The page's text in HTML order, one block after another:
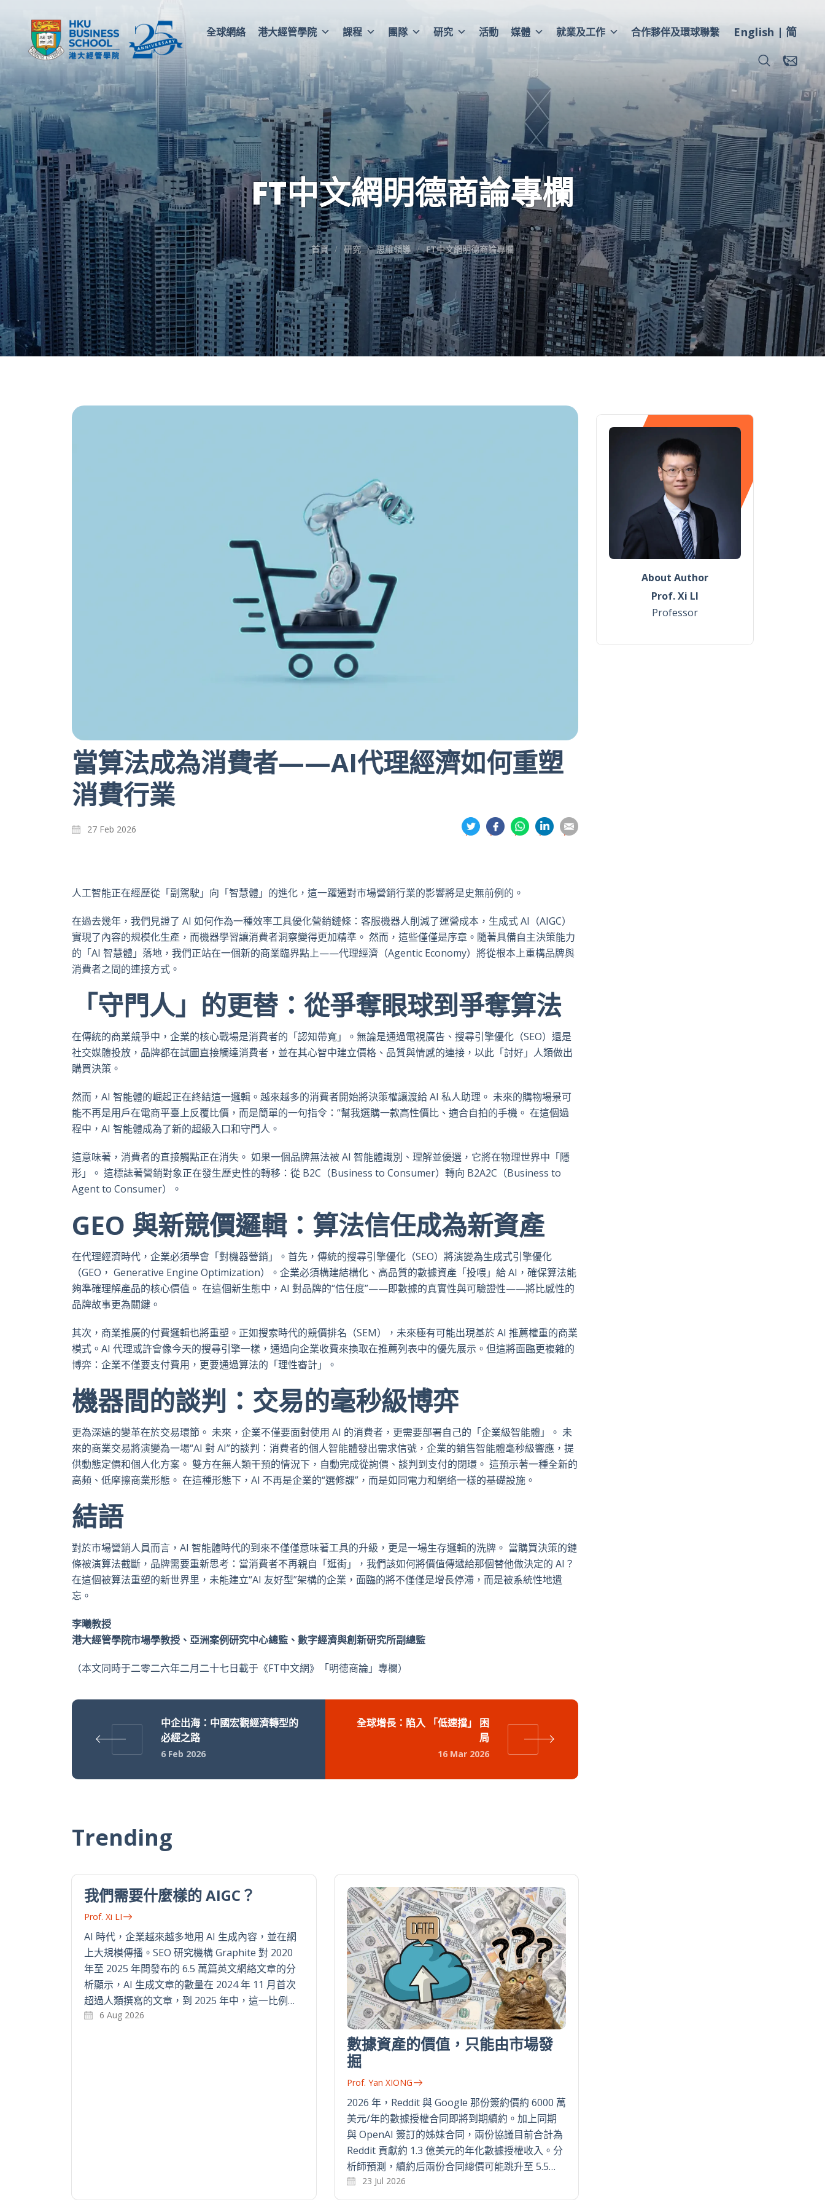
全球網絡 港大經管學院 課程 團隊 研究 活動 媒體 就業及工作 合作夥伴及環球聯繫 English 简
FT中文網明德商論專欄
首頁 研究 思維領導 FT中文網明德商論專欄
當算法成為消費者——AI代理經濟如何重塑
消費行業
27 Feb 2026
分
享
分
享
分
享
享
享
人工智能正在經歷從「副駕駛」向「智慧體」的進化，這一躍遷對市場營銷行業的影響將是史無前例的。
在過去幾年，我們見證了 AI 如何作為一種效率工具優化營銷鏈條：客服機器人削減了運營成本，生成式 AI（AIGC）
實現了內容的規模化生產，而機器學習讓消費者洞察變得更加精準。 然而，這些僅僅是序章。隨著具備自主決策能力
的「AI 智慧體」落地，我們正站在一個新的商業臨界點上——代理經濟（Agentic Economy）將從根本上重構品牌與
消費者之間的連接方式。
「守門人」的更替：從爭奪眼球到爭奪算法
在傳統的商業競爭中，企業的核心戰場是消費者的「認知帶寬」。無論是通過電視廣告、搜尋引擎優化（SEO）還是
社交媒體投放，品牌都在試圖直接觸達消費者，並在其心智中建立價格、品質與情感的連接，以此「討好」人類做出
購買決策。
然而，AI 智能體的崛起正在終結這一邏輯。越來越多的消費者開始將決策權讓渡給 AI 私人助理。 未來的購物場景可
能不再是用戶在電商平臺上反覆比價，而是簡單的一句指令：“幫我選購一款高性價比、適合自拍的手機。 在這個過
程中，AI 智能體成為了新的超級入口和守門人。
這意味著，消費者的直接觸點正在消失。 如果一個品牌無法被 AI 智能體識別、理解並優選，它將在物理世界中「隱
形」。 這標誌著營銷對象正在發生歷史性的轉移：從 B2C（Business to Consumer）轉向 B2A2C（Business to
Agent to Consumer）。
GEO 與新競價邏輯：算法信任成為新資產
在代理經濟時代，企業必須學會「對機器營銷」。首先，傳統的搜尋引擎優化（SEO）將演變為生成式引擎優化
（GEO， Generative Engine Optimization）。企業必須構建結構化、高品質的數據資產「投喂」給 AI，確保算法能
夠準確理解產品的核心價值。 在這個新生態中，AI 對品牌的“信任度”——即數據的真實性與可驗證性——將比感性的
品牌故事更為關鍵。
其次，商業推廣的付費邏輯也將重塑。正如搜索時代的競價排名（SEM），未來極有可能出現基於 AI 推薦權重的商業
模式。AI 代理或許會像今天的搜尋引擎一樣，通過向企業收費來換取在推薦列表中的優先展示。但這將面臨更複雜的
博弈：企業不僅要支付費用，更要通過算法的「理性審計」。
機器間的談判：交易的毫秒級博弈
更為深遠的變革在於交易環節。 未來，企業不僅要面對使用 AI 的消費者，更需要部署自己的「企業級智能體」。 未
來的商業交易將演變為一場“AI 對 AI”的談判：消費者的個人智能體發出需求信號，企業的銷售智能體毫秒級響應，提
供動態定價和個人化方案。 雙方在無人類干預的情況下，自動完成從詢價、談判到支付的閉環。 這預示著一種全新的
高頻、低摩擦商業形態。 在這種形態下，AI 不再是企業的“選修課”，而是如同電力和網络一樣的基礎設施。
結語
對於市場營銷人員而言，AI 智能體時代的到來不僅僅意味著工具的升級，更是一場生存邏輯的洗牌。 當購買決策的鏈
條被演算法截斷，品牌需要重新思考：當消費者不再親自「逛街」，我們該如何將價值傳遞給那個替他做決定的 AI？
在這個被算法重塑的新世界里，未能建立“AI 友好型”架構的企業，面臨的將不僅僅是增長停滯，而是被系統性地遺
忘。
李曦教授
港大經管學院市場學教授、亞洲案例研究中心總監、數字經濟與創新研究所副總監
（本文同時于二零二六年二月二十七日載于《FT中文網》「明德商論」專欄）
中企出海：中國宏觀經濟轉型的
必經之路
6 Feb 2026
全球增長：陷入 「低速擋」 困
局
16 Mar 2026
Trending
我們需要什麼樣的 AIGC？
Prof. Xi LI
AI 時代，企業越來越多地用 AI 生成內容，並在網
上大規模傳播。SEO 研究機構 Graphite 對 2020
年至 2025 年間發布的 6.5 萬篇英文網絡文章的分
析顯示，AI 生成文章的數量在 2024 年 11 月首次
超過人類撰寫的文章，到 2025 年中，這一比例…
6 Aug 2026
數據資產的價值，只能由市場發
掘
Prof. Yan XIONG
2026 年，Reddit 與 Google 那份簽約價約 6000 萬
美元/年的數據授權合同即將到期續約。加上同期
與 OpenAI 簽訂的姊妹合同，兩份協議目前合計為
Reddit 貢獻約 1.3 億美元的年化數據授權收入。分
析師預測，續約后兩份合同總價可能跳升至 5.5…
23 Jul 2026
About Author
Prof. Xi LI
Professor